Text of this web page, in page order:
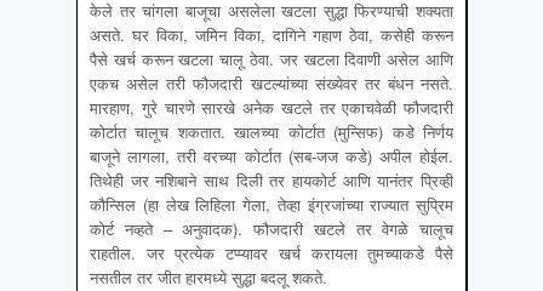
केले तर चांगला बाजूचा असलेला खटला सुद्धा फिरण्याची शक्यता
असते. घर विका, जमिन विका, दागिने गहाण ठेवा, कसेही करून
पैसे खर्च करून खटला चालू ठेवा. जर खटला दिवाणी असेल आणि
एकच असेल तरी फौजदारी खटल्यांच्या संख्येवर तर बंधन नसते.
मारहाण, गुरे चारणे सारखे अनेक खटले तर एकाचवेळी फौजदारी
कोर्टात चालूच शकतात. खालच्या कोर्टात (मुन्सिफ) कडे निर्णय
बाजूने लागला, तरी वरच्या कोर्टात (सब-जज कडे) अपील होईल.
तिथेही जर नशिबाने साथ दिली तर हायकोर्ट आणि यानंतर प्रिव्ही
कौन्सिल (हा लेख लिहिला गेला, तेव्हा इंग्रजांच्या राज्यात सुप्रिम
कोर्ट नव्हते – अनुवादक). फौजदारी खटले तर वेगळे चालूच
राहतील. जर प्रत्येक टप्प्यावर खर्च करायला तुमच्याकडे पैसे
नसतील तर जीत हारमध्ये सुद्धा बदलू शकते.